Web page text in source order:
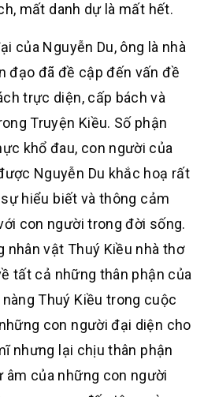
mất danh dự là mất hết.
của Nguyễn Du, ông là nhà
đạo đã đề cập đến vấn đề
trực diện, cấp bách và
Truyện Kiều. Số phận
khổ đau, con người của
Nguyễn Du khắc hoạ rất
hiểu biết và thông cảm
con người trong đời sống.
nhân vật Thuý Kiều nhà thơ
tất cả những thân phận của
Thuý Kiều trong cuộc
con người đại diện cho
nhưng lại chịu thân phận
âm của những con người